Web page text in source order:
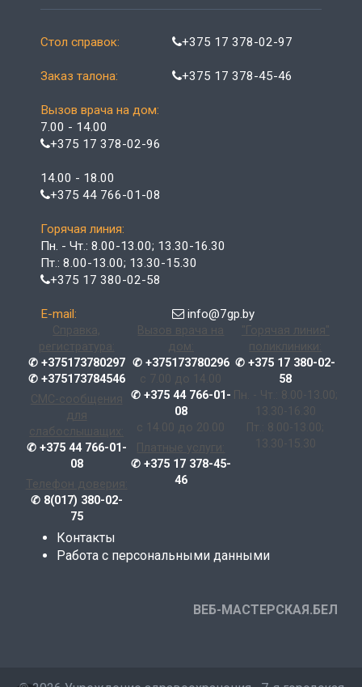
Стол справок: +375 17 378-02-97
Заказ талона: +375 17 378-45-46
Вызов врача на дом:
7.00 - 14.00
+375 17 378-02-96
14.00 - 18.00
+375 44 766-01-08
Горячая линия:
Пн. - Чт.: 8.00-13.00; 13.30-16.30
Пт.: 8.00-13.00; 13.30-15.30
+375 17 380-02-58
E-mail: info@7gp.by
Справка,
регистратура:
✆ +375173780297
✆ +375173784546
СМС-сообщения
для
слабослышащих:
✆ +375 44 766-01-
08
Телефон доверия:
✆ 8(017) 380-02-
75
Вызов врача на
дом:
✆ +375173780296
с 7.00 до 14.00
✆ +375 44 766-01-
08
с 14.00 до 20.00
Платные услуги:
✆ +375 17 378-45-
46
"Горячая линия"
поликлиники:
✆ +375 17 380-02-
58
Пн. - Чт.: 8.00-13.00;
13.30-16.30
Пт.: 8.00-13.00;
13.30-15.30
Контакты
Работа с персональными данными
ВЕБ-МАСТЕРСКАЯ.БЕЛ